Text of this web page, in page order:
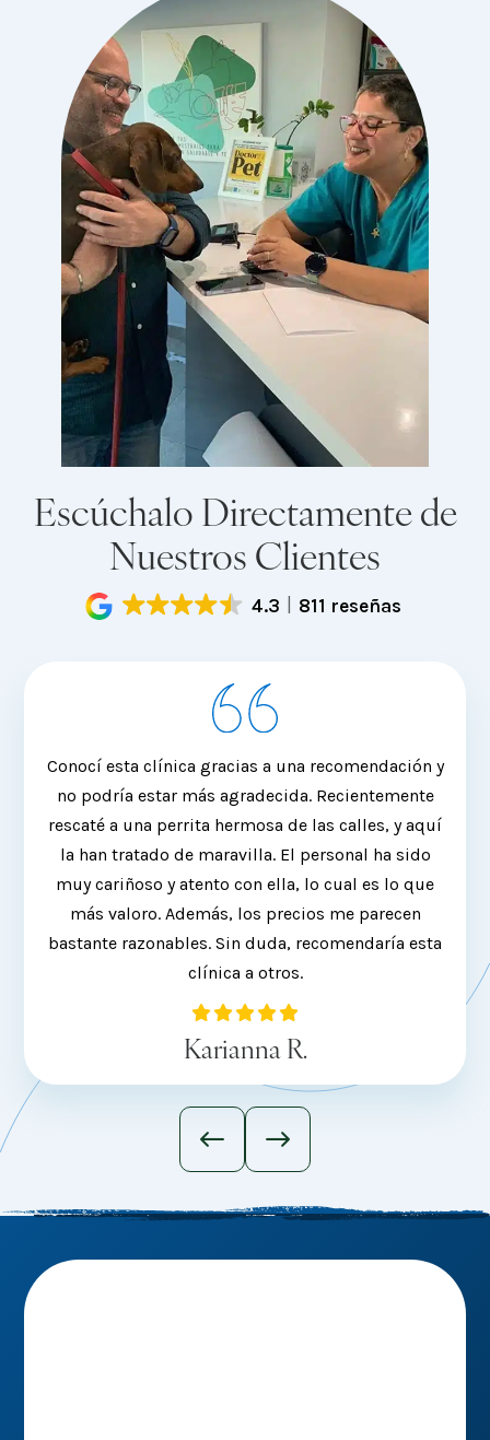
Escúchalo Directamente de
Nuestros Clientes
4.3 811 reseñas
Conocí esta clínica gracias a una recomendación y
no podría estar más agradecida. Recientemente
rescaté a una perrita hermosa de las calles, y aquí
la han tratado de maravilla. El personal ha sido
muy cariñoso y atento con ella, lo cual es lo que
más valoro. Además, los precios me parecen
bastante razonables. Sin duda, recomendaría esta
clínica a otros.
Karianna R.